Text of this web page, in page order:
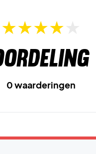
0 waarderingen